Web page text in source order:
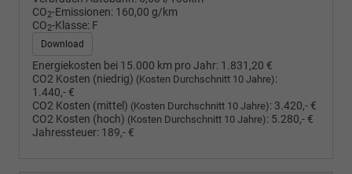
CO2-Emissionen: 160,00 g/km
CO2-Klasse: F
Download
Energiekosten bei 15.000 km pro Jahr: 1.831,20 €
CO2 Kosten (niedrig) (Kosten Durchschnitt 10 Jahre):
1.440,- €
CO2 Kosten (mittel) (Kosten Durchschnitt 10 Jahre): 3.420,- €
CO2 Kosten (hoch) (Kosten Durchschnitt 10 Jahre): 5.280,- €
Jahressteuer: 189,- €